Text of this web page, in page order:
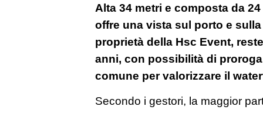
Alta 34 metri e composta da
offre una vista sul porto e
proprietà della Hsc Event,
anni, con possibilità di
comune per valorizzare il
Secondo i gestori, la maggior